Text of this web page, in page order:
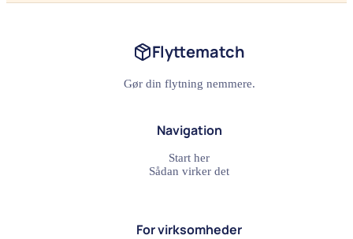
Flyttematch
Gør din flytning nemmere.
Navigation
Start her
Sådan virker det
For virksomheder